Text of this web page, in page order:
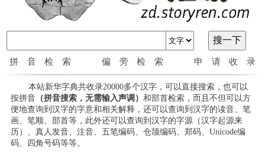
拼音检索 偏旁检索 申请收录
本站新华字典共收录20000多个汉字，可以直接搜索，也可以
按拼音（拼音搜索，无需输入声调） 和部首检索，而且不但可以方
便地查询到汉字的字意和相关解释，还可以查询到汉字的读音、笔
画、笔顺、部首等，此外还可以查询到汉字的字源（汉字起源来
历）、真人发音、注音、五笔编码、仓颉编码、郑码、Unicode编
码、四角号码等等。